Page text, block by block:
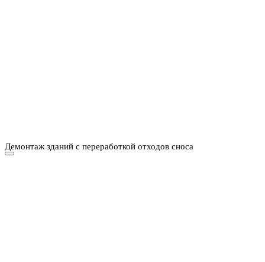
Демонтаж зданий с переработкой отходов сноса